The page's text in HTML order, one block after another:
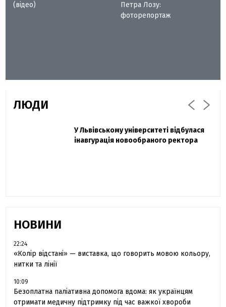
(відео)
Петра Лозу:
фоторепортаж
ЛЮДИ
Павло Дак
«Час не лікує, лише притуплює біль»:
Захисник "Азовсталі" Діанов вдруге
одружився та показав фото з весілля
У Львівському університеті відбулася
інавгурація новообраного ректора
НОВИНИ
22:24
«Колір відстані» — виставка, що говорить мовою кольору,
нитки та лінії
10:09
Безоплатна паліативна допомога вдома: як українцям
отримати медичну підтримку під час важкої хвороби